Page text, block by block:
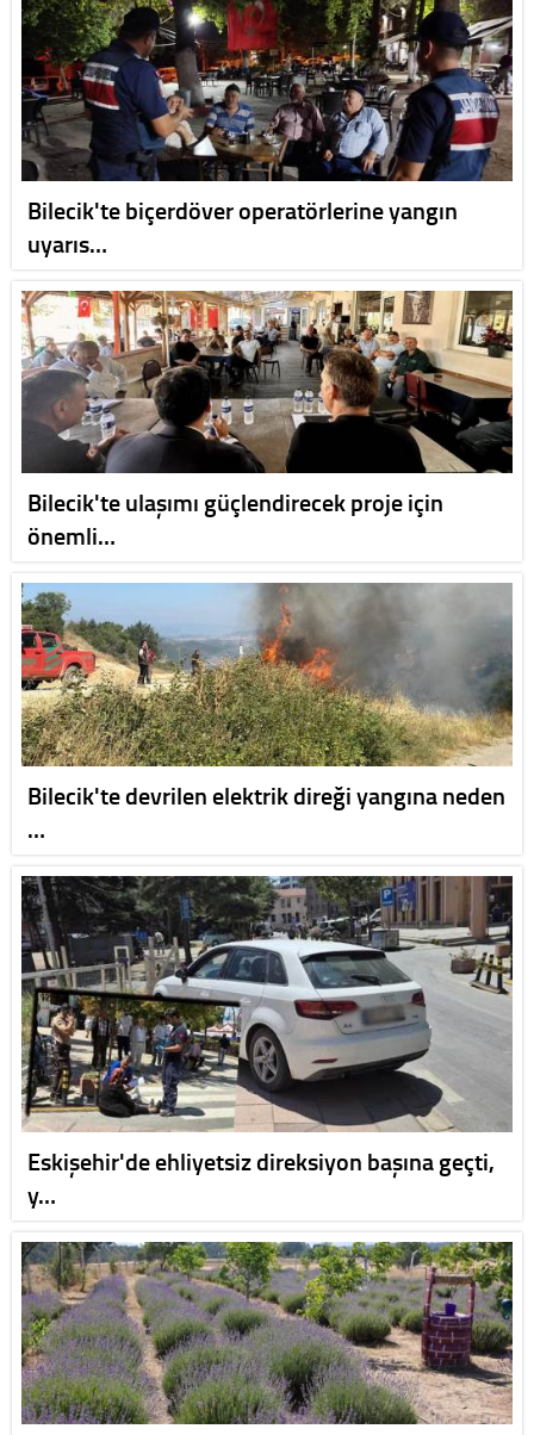
Bilecik'te biçerdöver operatörlerine yangın
uyarıs…
Bilecik'te ulaşımı güçlendirecek proje için
önemli…
Bilecik'te devrilen elektrik direği yangına neden
…
Eskişehir'de ehliyetsiz direksiyon başına geçti,
y…